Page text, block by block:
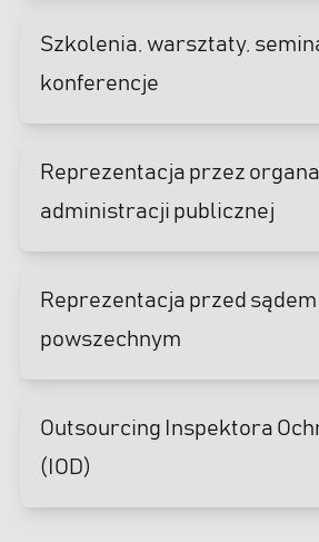
Szkolenia, warsztaty,
konferencje
Reprezentacja przez
administracji publicznej
Reprezentacja przed sądem
powszechnym
Outsourcing Inspektora
(IOD)